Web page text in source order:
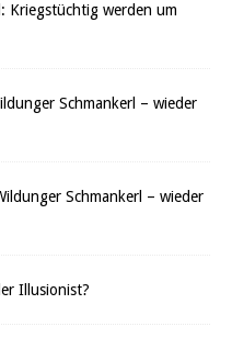
Kriegstüchtig werden um
Schmankerl – wieder
Schmankerl – wieder
Illusionist?